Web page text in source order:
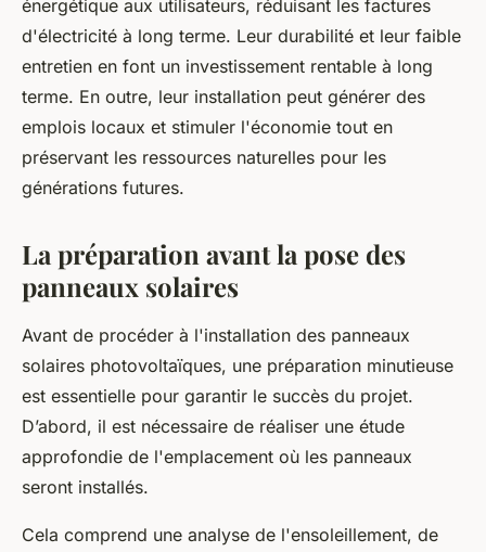
énergétique aux utilisateurs, réduisant les factures
d'électricité à long terme. Leur durabilité et leur faible
entretien en font un investissement rentable à long
terme. En outre, leur installation peut générer des
emplois locaux et stimuler l'économie tout en
préservant les ressources naturelles pour les
générations futures.
La préparation avant la pose des
panneaux solaires
Avant de procéder à l'installation des panneaux
solaires photovoltaïques, une préparation minutieuse
est essentielle pour garantir le succès du projet.
D’abord, il est nécessaire de réaliser une étude
approfondie de l'emplacement où les panneaux
seront installés.
Cela comprend une analyse de l'ensoleillement, de